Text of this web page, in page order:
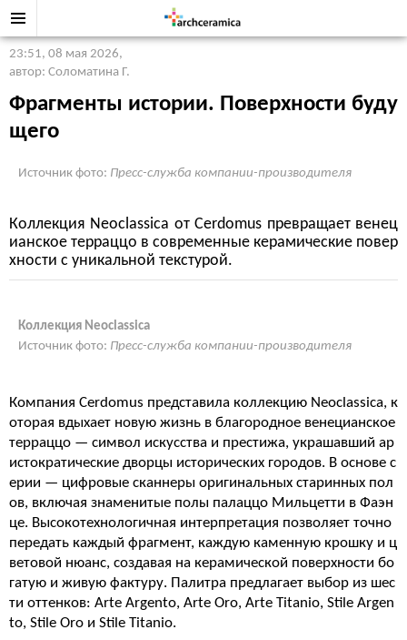
23:51, 08 мая 2026,
автор: Соломатина Г.
Фрагменты истории. Поверхности буду
щего
Источник фото: Пресс-служба компании-производителя
Коллекция Neoclassica от Cerdomus превращает венец
ианское терраццо в современные керамические повер
хности с уникальной текстурой.
Коллекция Neoclassica
Источник фото: Пресс-служба компании-производителя
Компания Cerdomus представила коллекцию Neoclassica, к
оторая вдыхает новую жизнь в благородное венецианское
терраццо — символ искусства и престижа, украшавший ар
истократические дворцы исторических городов. В основе с
ерии — цифровые сканнеры оригинальных старинных пол
ов, включая знаменитые полы палаццо Мильцетти в Фаэн
це. Высокотехнологичная интерпретация позволяет точно
передать каждый фрагмент, каждую каменную крошку и ц
ветовой нюанс, создавая на керамической поверхности бо
гатую и живую фактуру. Палитра предлагает выбор из шес
ти оттенков: Arte Argento, Arte Oro, Arte Titanio, Stile Argen
to, Stile Oro и Stile Titanio.